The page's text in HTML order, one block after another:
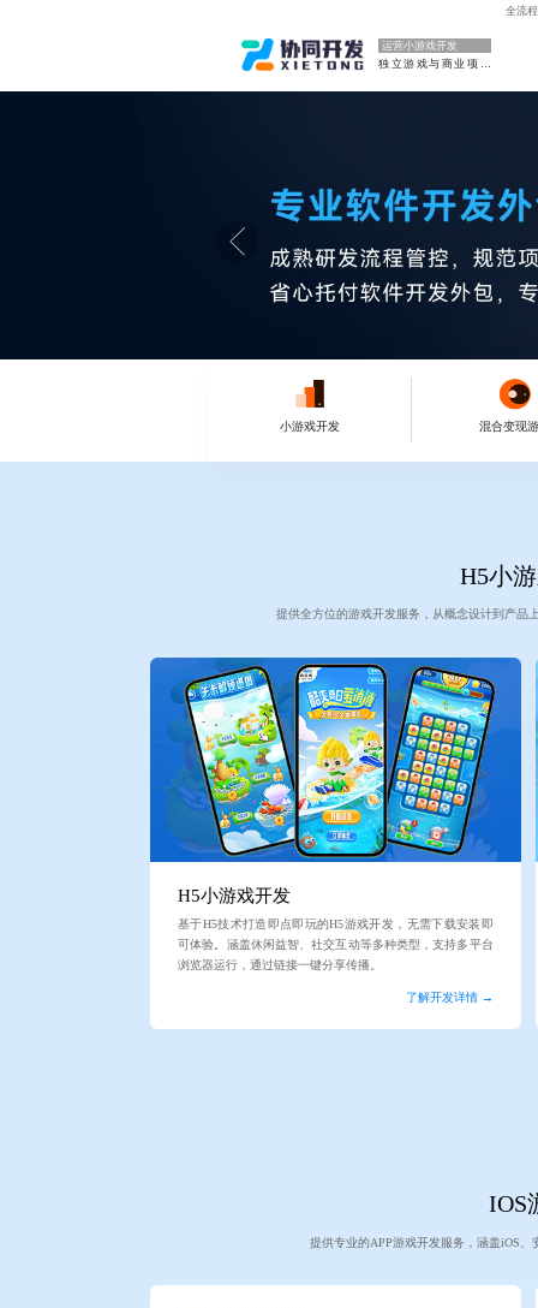
全流
运营小游戏开发
独立游戏与商业项目
小游戏开发 混合变现
H5小
提供全方位的游戏开发服务，从概念设计到产品
H5小游戏开发
基于H5技术打造即点即玩的H5游戏开发，无需下载安装即
可体验。涵盖休闲益智、社交互动等多种类型，支持多平台
浏览器运行，通过链接一键分享传播。
了解开发详情 →
IOS
提供专业的APP游戏开发服务，涵盖iOS